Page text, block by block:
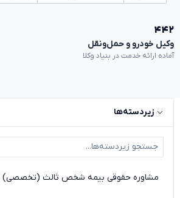
۴۴۲
وکیل خودرو و حمل‌ونقل
آماده ارائه خدمت در بنیاد وکلا
زیردسته‌ها
مشاوره حقوقی بیمه شخص ثالث (تخصصی)